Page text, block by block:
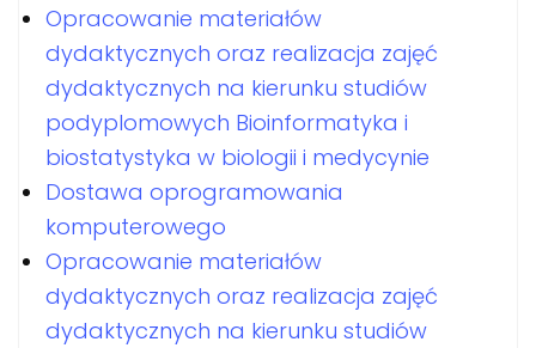
Opracowanie materiałów
dydaktycznych oraz realizacja zajęć
dydaktycznych na kierunku studiów
podyplomowych Bioinformatyka i
biostatystyka w biologii i medycynie
Dostawa oprogramowania
komputerowego
Opracowanie materiałów
dydaktycznych oraz realizacja zajęć
dydaktycznych na kierunku studiów